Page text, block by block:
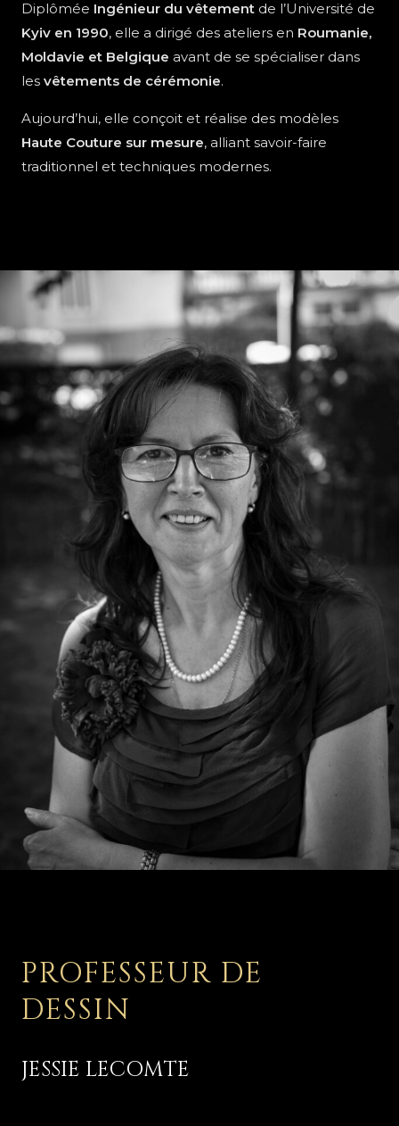
Diplômée Ingénieur du vêtement de l’Université de
Kyiv en 1990, elle a dirigé des ateliers en Roumanie,
Moldavie et Belgique avant de se spécialiser dans
les vêtements de cérémonie.
Aujourd’hui, elle conçoit et réalise des modèles
Haute Couture sur mesure, alliant savoir-faire
traditionnel et techniques modernes.
PROFESSEUR DE
DESSIN
JESSIE LECOMTE